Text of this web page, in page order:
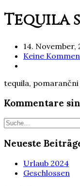
Tequila
14. November,
Keine
tequila,
Kommentare
Neueste
Urlaub 2024
Geschlossen